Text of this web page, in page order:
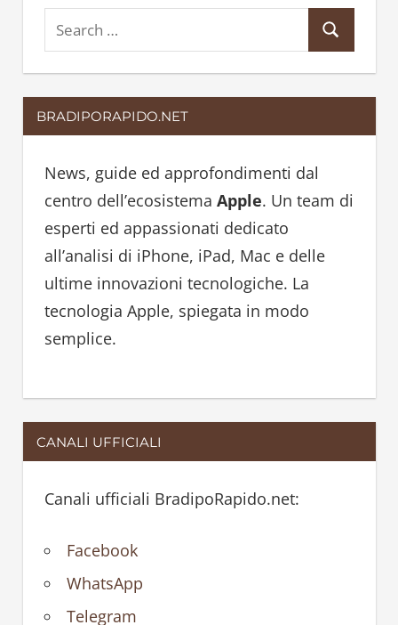
e
a
r
c
e
a
BRADIPORAPIDO.NET
News, guide ed approfondimenti dal
centro dell’ecosistema Apple. Un team di
esperti ed appassionati dedicato
all’analisi di iPhone, iPad, Mac e delle
ultime innovazioni tecnologiche. La
tecnologia Apple, spiegata in modo
semplice.
CANALI UFFICIALI
Canali ufficiali BradipoRapido.net:
Facebook
WhatsApp
Telegram